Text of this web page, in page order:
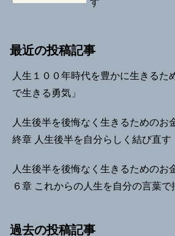
最近の投稿記事
人生１００年時代を豊かに生きるた
で生きる勇気」
人生後半を後悔なく生きるためのお
終章 人生後半を自分らしく結び直す
人生後半を後悔なく生きるためのお
６章 これからの人生を自分の言葉で
過去の投稿記事